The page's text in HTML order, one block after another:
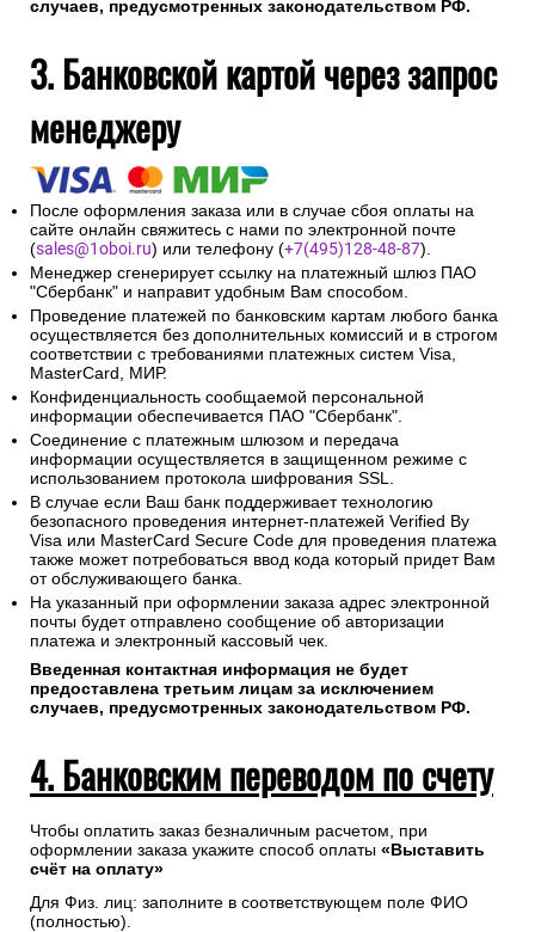
случаев, предусмотренных законодательством РФ.
3. Банковской картой через запрос
менеджеру
После оформления заказа или в случае сбоя оплаты на
сайте онлайн свяжитесь с нами по электронной почте
(sales@1oboi.ru) или телефону (+7(495)128-48-87).
Менеджер сгенерирует ссылку на платежный шлюз ПАО
"Сбербанк" и направит удобным Вам способом.
Проведение платежей по банковским картам любого банка
осуществляется без дополнительных комиссий и в строгом
соответствии с требованиями платежных систем Visa,
MasterCard, МИР.
Конфиденциальность сообщаемой персональной
информации обеспечивается ПАО "Сбербанк".
Соединение с платежным шлюзом и передача
информации осуществляется в защищенном режиме с
использованием протокола шифрования SSL.
В случае если Ваш банк поддерживает технологию
безопасного проведения интернет-платежей Verified By
Visa или MasterCard Secure Code для проведения платежа
также может потребоваться ввод кода который придет Вам
от обслуживающего банка.
На указанный при оформлении заказа адрес электронной
почты будет отправлено сообщение об авторизации
платежа и электронный кассовый чек.
Введенная контактная информация не будет
предоставлена третьим лицам за исключением
случаев, предусмотренных законодательством РФ.
4. Банковским переводом по счету
Чтобы оплатить заказ безналичным расчетом, при
оформлении заказа укажите способ оплаты «Выставить
счёт на оплату»
Для Физ. лиц: заполните в соответствующем поле ФИО
(полностью).